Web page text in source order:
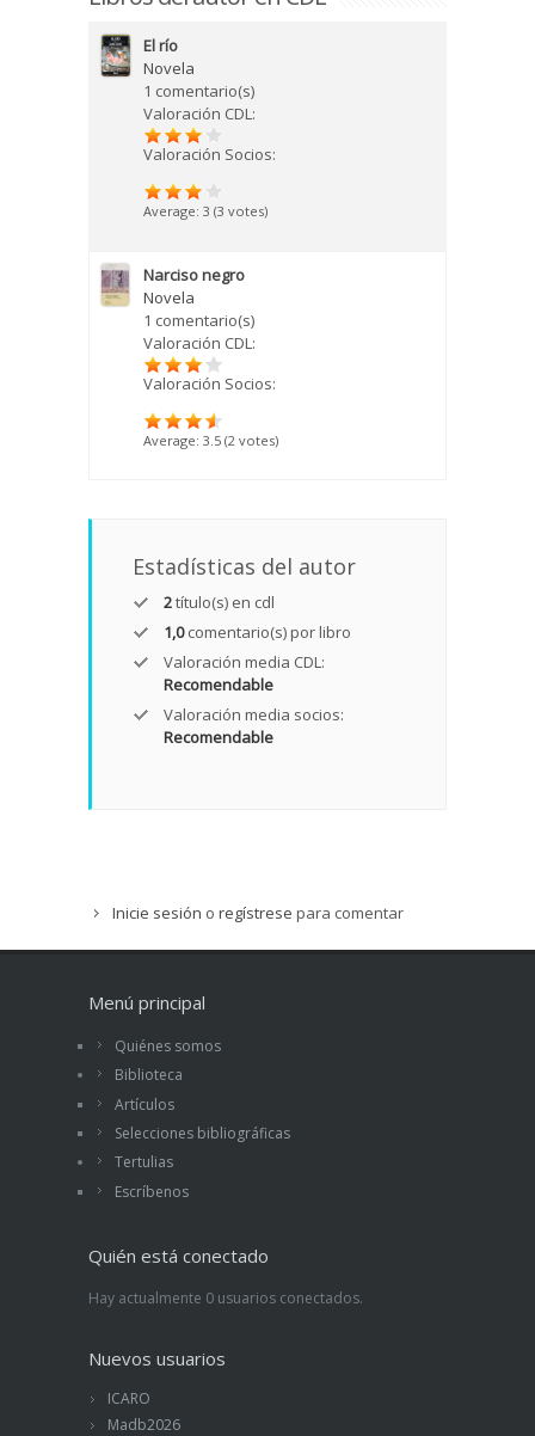
El río
Novela
1 comentario(s)
Valoración CDL:
Valoración Socios:
Average: 3 (3 votes)
Narciso negro
Novela
1 comentario(s)
Valoración CDL:
Valoración Socios:
Average: 3.5 (2 votes)
Estadísticas del autor
2título(s) en cdl
1,0comentario(s) por libro
Valoración media CDL:
Recomendable
Valoración media socios:
Recomendable
Inicie sesión o regístrese para comentar
Menú principal
Quiénes somos
Biblioteca
Artículos
Selecciones bibliográficas
Tertulias
Escríbenos
Quién está conectado
Hay actualmente 0 usuarios conectados.
Nuevos usuarios
ICARO
Madb2026